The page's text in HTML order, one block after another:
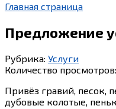
Главная страница
Предложение
Рубрика: Услуги
Количество просмотров:
Привёз гравий, песок,
дубовые колотые,